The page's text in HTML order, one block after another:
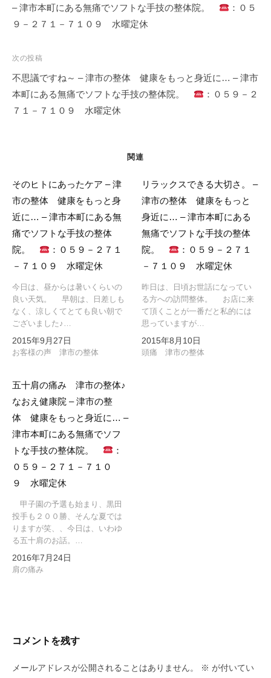
ナ
ビ
ー
シ
ョ
ン
– 津市本町にある無痛でソフトな手技の整体院。
：０５
９－２７１－７１０９ 水曜定休
次の投稿
不思議ですね～ – 津市の整体 健康をもっと身近に… – 津市
本町にある無痛でソフトな手技の整体院。
：０５９－２
７１－７１０９ 水曜定休
関連
そのヒトにあったケア – 津
市の整体 健康をもっと身
近に… – 津市本町にある無
痛でソフトな手技の整体
院。
：０５９－２７１
－７１０９ 水曜定休
今日は、昼からは暑いくらいの
良い天気。 早朝は、日差しも
なく、涼しくてとても良い朝で
ございました♪…
2015年9月27日
お客様の声 津市の整体
リラックスできる大切さ。 –
津市の整体 健康をもっと
身近に… – 津市本町にある
無痛でソフトな手技の整体
院。
：０５９－２７１
－７１０９ 水曜定休
昨日は、日頃お世話になってい
る方への訪問整体。 お店に来
て頂くことが一番だと私的には
思っていますが…
2015年8月10日
頭痛 津市の整体
五十肩の痛み 津市の整体♪
なおえ健康院 – 津市の整
体 健康をもっと身近に… –
津市本町にある無痛でソフ
トな手技の整体院。
：
０５９－２７１－７１０
９ 水曜定休
甲子園の予選も始まり、黒田
投手も２００勝、そんな夏では
りますが笑、、今日は、いわゆ
る五十肩のお話。…
2016年7月24日
肩の痛み
コメントを残す
メールアドレスが公開されることはありません。 ※ が付いてい